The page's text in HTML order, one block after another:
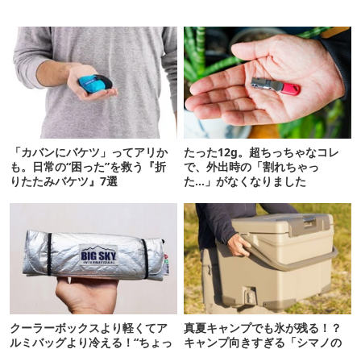
「カバンにバケツ」ってアリか
も。日常の“困った”を救う『折
りたたみバケツ』7選
たった12g。超ちっちゃなコレ
で、外出時の「割れちゃっ
た…」がなくなりました
クーラーボックスより軽くてア
ルミバッグより冷える！“ちょっ
真夏キャンプでも氷が残る！？
キャンプ向きすぎる「シマノの